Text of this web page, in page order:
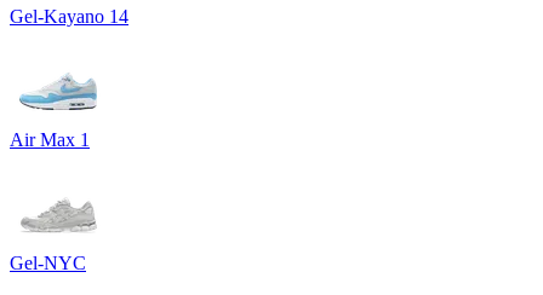
Gel-Kayano 14
Air Max 1
Gel-NYC